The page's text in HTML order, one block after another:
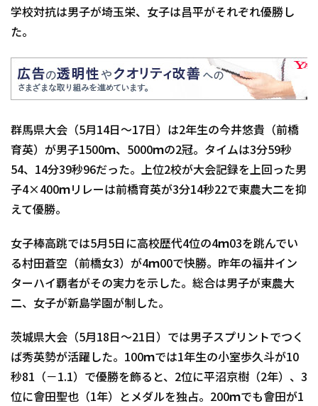
学校対抗は男子が埼玉栄、女子は昌平がそれぞれ優勝し
た。
群馬県大会（5月14日～17日）は2年生の今井悠貴（前橋
育英）が男子1500ｍ、5000ｍの2冠。タイムは3分59秒
54、14分39秒96だった。上位2校が大会記録を上回った男
子4×400ｍリレーは前橋育英が3分14秒22で東農大二を抑
えて優勝。
女子棒高跳では5月5日に高校歴代4位の4ｍ03を跳んでい
る村田蒼空（前橋女3）が4ｍ00で快勝。昨年の福井イン
ターハイ覇者がその実力を示した。総合は男子が東農大
二、女子が新島学園が制した。
茨城県大会（5月18日～21日）では男子スプリントでつく
ば秀英勢が活躍した。100ｍでは1年生の小室歩久斗が10
秒81（－1.1）で優勝を飾ると、2位に平沼京樹（2年）、3
位に會田聖也（1年）とメダルを独占。200ｍでも會田が1